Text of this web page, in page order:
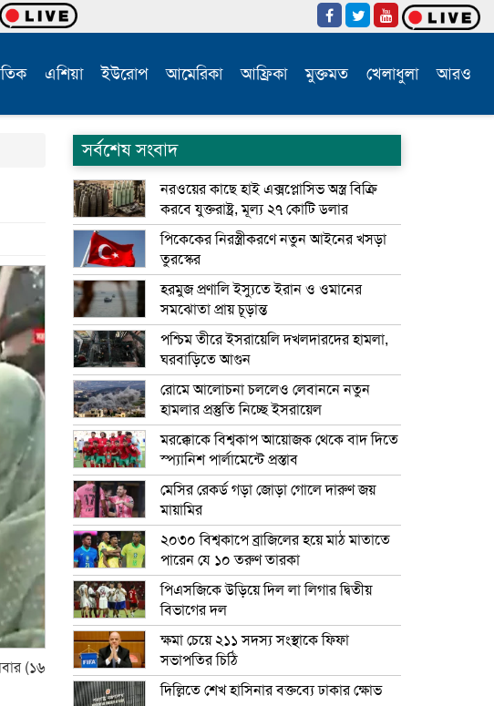
এশিয়া ইউরোপ আমেরিকা আফ্রিকা মুক্তমত খেলাধুলা আরও
(১৬
সর্বশেষ সংবাদ
নরওয়ের কাছে হাই এক্সপ্লোসিভ অস্ত্র বিক্রি
করবে যুক্তরাষ্ট্র, মূল্য ২৭ কোটি ডলার
পিকেকের নিরস্ত্রীকরণে নতুন আইনের খসড়া
তুরস্কের
হরমুজ প্রণালি ইস্যুতে ইরান ও ওমানের
সমঝোতা প্রায় চূড়ান্ত
পশ্চিম তীরে ইসরায়েলি দখলদারদের হামলা,
ঘরবাড়িতে আগুন
রোমে আলোচনা চললেও লেবাননে নতুন
হামলার প্রস্তুতি নিচ্ছে ইসরায়েল
মরক্কোকে বিশ্বকাপ আয়োজক থেকে বাদ দিতে
স্প্যানিশ পার্লামেন্টে প্রস্তাব
মেসির রেকর্ড গড়া জোড়া গোলে দারুণ জয়
মায়ামির
২০৩০ বিশ্বকাপে ব্রাজিলের হয়ে মাঠ মাতাতে
পারেন যে ১০ তরুণ তারকা
পিএসজিকে উড়িয়ে দিল লা লিগার দ্বিতীয়
বিভাগের দল
ক্ষমা চেয়ে ২১১ সদস্য সংস্থাকে ফিফা
সভাপতির চিঠি
দিল্লিতে শেখ হাসিনার বক্তব্যে ঢাকার ক্ষোভ